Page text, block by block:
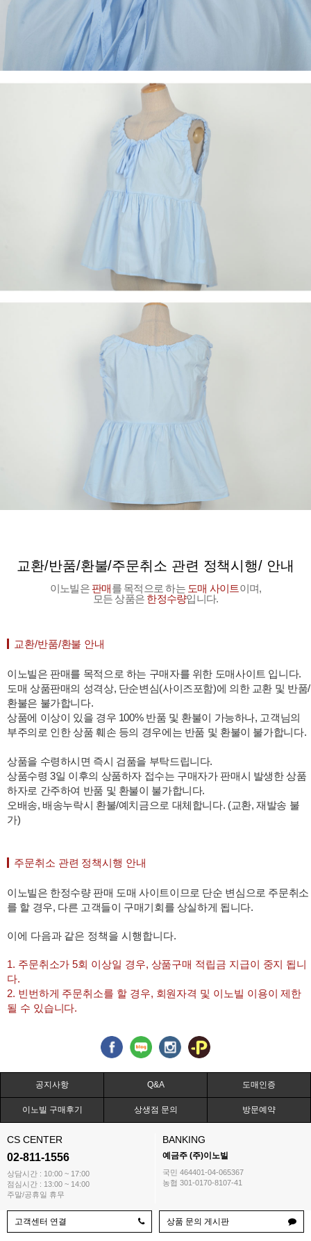
교환/반품/환불/주문취소 관련 정책시행/ 안내
이노빌은 판매를 목적으로 하는 도매 사이트이며,
모든 상품은 한정수량입니다.
교환/반품/환불 안내
이노빌은 판매를 목적으로 하는 구매자를 위한 도매사이트 입니다.
도매 상품판매의 성격상, 단순변심(사이즈포함)에 의한 교환 및 반품/
환불은 불가합니다.
상품에 이상이 있을 경우 100% 반품 및 환불이 가능하나, 고객님의
부주의로 인한 상품 훼손 등의 경우에는 반품 및 환불이 불가합니다.
상품을 수령하시면 즉시 검품을 부탁드립니다.
상품수령 3일 이후의 상품하자 접수는 구매자가 판매시 발생한 상품
하자로 간주하여 반품 및 환불이 불가합니다.
오배송, 배송누락시 환불/예치금으로 대체합니다. (교환, 재발송 불
가)
주문취소 관련 정책시행 안내
이노빌은 한정수량 판매 도매 사이트이므로 단순 변심으로 주문취소
를 할 경우, 다른 고객들이 구매기회를 상실하게 됩니다.
이에 다음과 같은 정책을 시행합니다.
1. 주문취소가 5회 이상일 경우, 상품구매 적립금 지급이 중지 됩니
다.
2. 빈번하게 주문취소를 할 경우, 회원자격 및 이노빌 이용이 제한
될 수 있습니다.
공지사항 Q&A 도매인증
이노빌 구매후기 상생점 문의 방문예약
CS CENTER
02-811-1556
상담시간 : 10:00 ~ 17:00
점심시간 : 13:00 ~ 14:00
주말/공휴일 휴무
BANKING
예금주 (주)이노빌
국민 464401-04-065367
농협 301-0170-8107-41
고객센터 연결 상품 문의 게시판